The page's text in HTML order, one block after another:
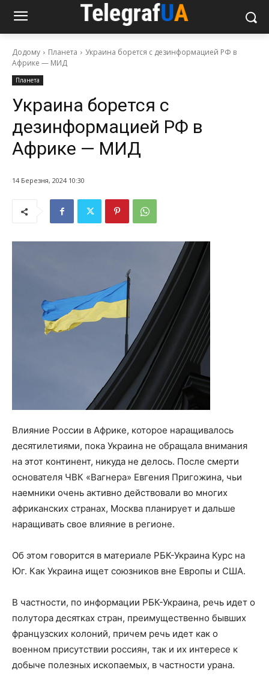
Додому Планета
Украина борется с дезинформацией РФ в
Африке — МИД
Планета
Украина борется с
дезинформацией РФ в
Африке — МИД
14 Березня, 2024 10:30
Влияние России в Африке, которое наращивалось
десятилетиями, пока Украина не обращала внимания
на этот континент, никуда не делось. После смерти
основателя ЧВК «Вагнера» Евгения Пригожина, чьи
наемники очень активно действовали во многих
африканских странах, Москва планирует и дальше
наращивать свое влияние в регионе.
Об этом говорится в материале РБК-Украина Курс на
Юг. Как Украина ищет союзников вне Европы и США.
В частности, по информации РБК-Украина, речь идет о
полутора десятках стран, преимущественно бывших
французских колоний, причем речь идет как о
военном присутствии россиян, так и их интересе к
добыче полезных ископаемых, в частности урана.